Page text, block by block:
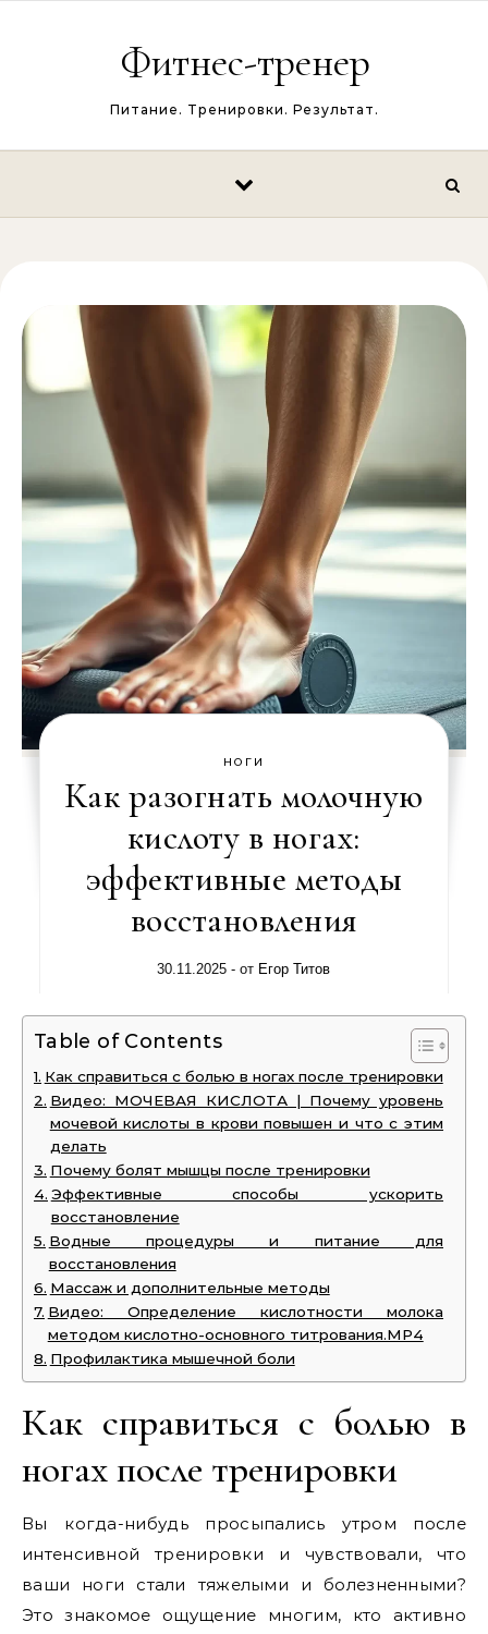
Фитнес-тренер
Питание. Тренировки. Результат.
НОГИ
Как разогнать молочную
кислоту в ногах:
эффективные методы
восстановления
30.11.2025 - от Егор Титов
Table of Contents
Как справиться с болью в ногах после тренировки
Видео: МОЧЕВАЯ КИСЛОТА | Почему уровень
мочевой кислоты в крови повышен и что с этим
делать
Почему болят мышцы после тренировки
Эффективные способы ускорить
восстановление
Водные процедуры и питание для
восстановления
Массаж и дополнительные методы
Видео: Определение кислотности молока
методом кислотно-основного титрования.MP4
Профилактика мышечной боли
Как справиться с болью в
ногах после тренировки
Вы когда-нибудь просыпались утром после
интенсивной тренировки и чувствовали, что
ваши ноги стали тяжелыми и болезненными?
Это знакомое ощущение многим, кто активно